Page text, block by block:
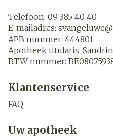
Telefoon: 09 385 40 40
E-mailadres: svangeluwe@
APB nummer: 444801
Apotheek titularis:
BTW nummer:
Klantenservice
FAQ
Uw apotheek